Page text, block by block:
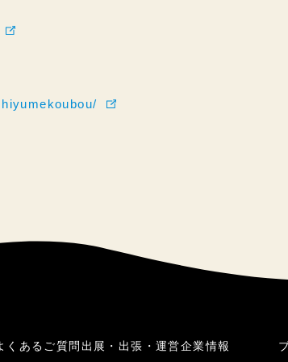
くあるご質問出展・出張・運営企業情報